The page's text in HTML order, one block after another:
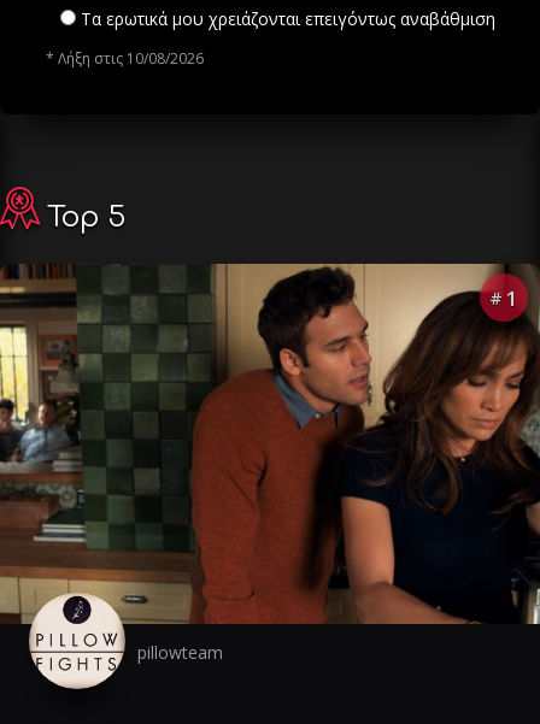
Τα ερωτικά μου χρειάζονται επειγόντως αναβάθμιση
* Λήξη στις 10/08/2026
Top 5
# 1
pillowteam